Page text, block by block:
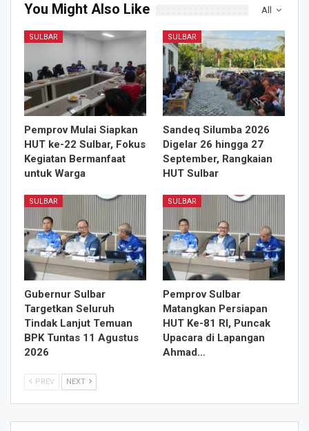
All
You Might Also Like
SULBAR
Pemprov Mulai Siapkan
HUT ke-22 Sulbar, Fokus
Kegiatan Bermanfaat
untuk Warga
SULBAR
Sandeq Silumba 2026
Digelar 26 hingga 27
September, Rangkaian
HUT Sulbar
SULBAR
Gubernur Sulbar
Targetkan Seluruh
Tindak Lanjut Temuan
BPK Tuntas 11 Agustus
2026
SULBAR
Pemprov Sulbar
Matangkan Persiapan
HUT Ke-81 RI, Puncak
Upacara di Lapangan
Ahmad…
PREV NEXT